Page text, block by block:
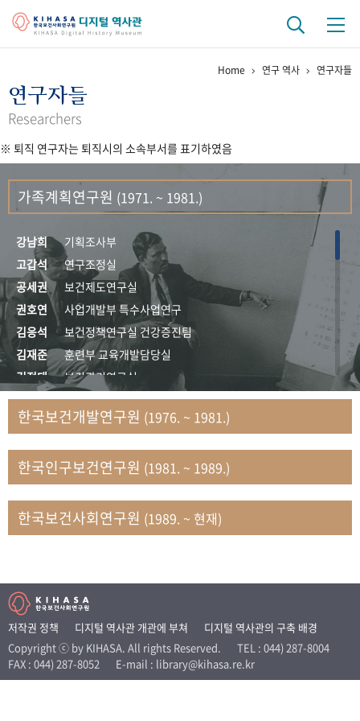
걸어온 길 기관 변천사
연구 역사
정책과 연구 키워드로 보는 연구 역사
연구자들
간행물 변천사
기록물 아카이브
사진 아카이브 문서 기록물 행정박물 영상 기록물
50+1주년 기념
성과 50선 숫자로 보는 50년
세계와 함께 한 KIHASA
VR 역사관
Home 연구 역사 연구자들
연구자들
Researchers
※ 퇴직 연구자는 퇴직시의 소속부서를 표기하였음
가족계획연구원 (1971. ~ 1981.)
강남희
기획조사부
고갑석
연구조정실
공세권
보건제도연구실
권호연
사업개발부 특수사업연구
김응석
보건정책연구실 건강증진팀
김재준
훈련부 교육개발담당실
김정태
보건관리연구실
김지자
연구부 사회개발담당실
김태룡
조사평가부 연구과
문현상
가족복지연구실 인구가족연구팀
박인화
보건정책연구실
박재빈
연구부 인구역학담당실
변종화
보건정책연구실 건강증진팀
송건용
보건정책연구실
송태민
정보통계연구실 빅데이터연구센터
신희설
사업개발부 국제협력연구실
이규식
의료보험연구실
이문기
훈련부
한국보건개발연구원 (1976. ~ 1981.)
한국인구보건연구원 (1981. ~ 1989.)
한국보건사회연구원 (1989. ~ 현재)
저작권 정책 디지털 역사관 개관에 부쳐
디지털 역사관의 구축 배경
Copyright ⓒ by KIHASA. All rights Reserved.
TEL : 044) 287-8004
FAX : 044) 287-8052
E-mail : library@kihasa.re.kr